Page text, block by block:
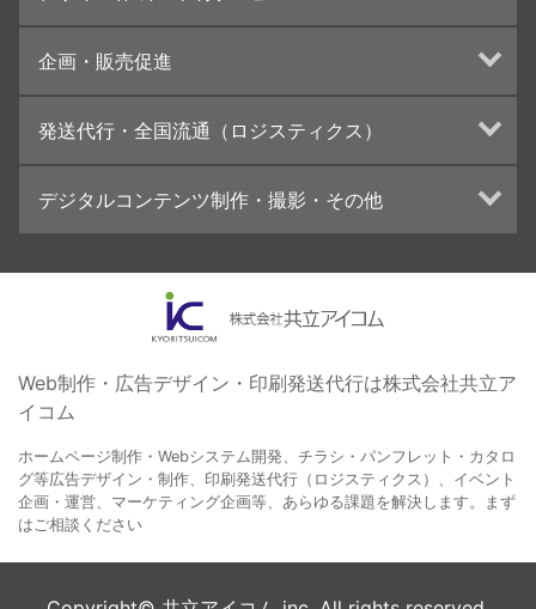
UI・UXデザイン設計
カタログデザインの制作・印刷
学校・会社案内パンフレット制作・印刷
高精細印刷（スブリマ印刷）
社内報
名刺
一般印刷 （オンデマンド・オフセット）
ユニバーサル・コミュニケーション・デザイン
企画・販売促進
ブランディング戦略
コンテンツ制作
採用プロモーション
発送代行・全国流通（ロジスティクス）
デジタルコンテンツ制作・撮影・その他
イラスト・キャラクター制作
ロゴデザイン・CI設計
コピー・ライティング
電子ブック制作
自社メディア
Web制作・広告デザイン・印刷発送代行は株式会社共立ア
イコム
ホームページ制作・Webシステム開発、チラシ・パンフレット・カタロ
グ等広告デザイン・制作、印刷発送代行（ロジスティクス）、イベント
企画・運営、マーケティング企画等、あらゆる課題を解決します。まず
はご相談ください